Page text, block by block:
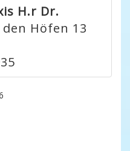
H.r Dr.
den Höfen 13